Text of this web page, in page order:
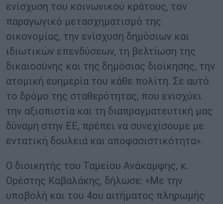
ενίσχυση του κοινωνικού κράτους, τον
παραγωγικό μετασχηματισμό της
οικονομίας, την ενίσχυση δημόσιων και
ιδιωτικών επενδύσεων, τη βελτίωση της
δικαιοσύνης και της δημόσιας διοίκησης, την
ατομική ευημερία του κάθε πολίτη. Σε αυτό
το δρόμο της σταθερότητας, που ενισχύει
την αξιοπιστία και τη διαπραγματευτική μας
δύναμη στην ΕΕ, πρέπει να συνεχίσουμε με
εντατική δουλειά και αποφασιστικότητα».
Ο διοικητής του Ταμείου Ανάκαμψης, κ.
Ορέστης Καβαλάκης, δήλωσε: «Με την
υποβολή και του 4ου αιτήματος πληρωμής